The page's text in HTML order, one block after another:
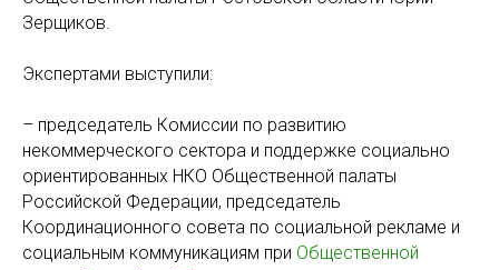
Зерщиков.
Экспертами выступили:
– председатель Комиссии по развитию
некоммерческого сектора и поддержке социально
ориентированных НКО Общественной палаты
Российской Федерации, председатель
Координационного совета по социальной рекламе и
социальным коммуникациям при Общественной